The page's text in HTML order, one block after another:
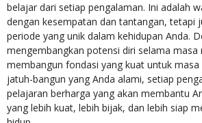
belajar dari setiap pengalaman. Ini adalah
dengan kesempatan dan tantangan, tetapi
periode yang unik dalam kehidupan Anda.
mengembangkan potensi diri selama masa
membangun fondasi yang kuat untuk masa
jatuh-bangun yang Anda alami, setiap
pelajaran berharga yang akan membantu
yang lebih kuat, lebih bijak, dan lebih siap